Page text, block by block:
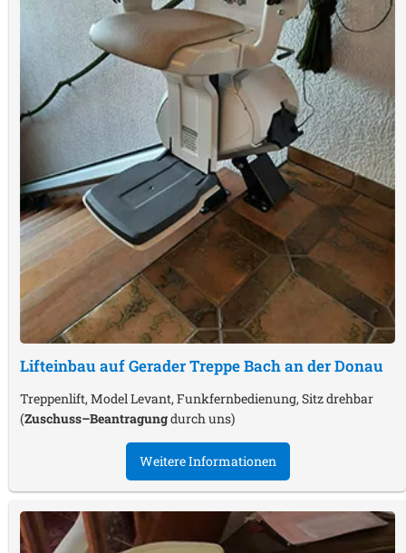
Lifteinbau auf Gerader TreppeBach an der Donau
Treppenlift, Model Levant, Funkfernbedienung, Sitz drehbar
(Zuschuss–Beantragungdurch uns)
Weitere Informationen